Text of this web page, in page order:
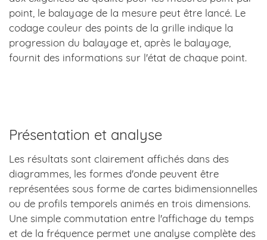
point, le balayage de la mesure peut être lancé. Le
codage couleur des points de la grille indique la
progression du balayage et, après le balayage,
fournit des informations sur l'état de chaque point.
Présentation et analyse
Les résultats sont clairement affichés dans des
diagrammes, les formes d'onde peuvent être
représentées sous forme de cartes bidimensionnelles
ou de profils temporels animés en trois dimensions.
Une simple commutation entre l'affichage du temps
et de la fréquence permet une analyse complète des